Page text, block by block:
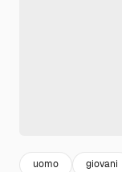
uomo giovani